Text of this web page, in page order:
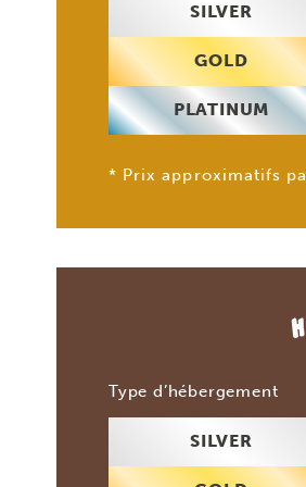
SILVER
GOLD
PLATINUM
* Prix approximatifs
Type d’hébergement
SILVER